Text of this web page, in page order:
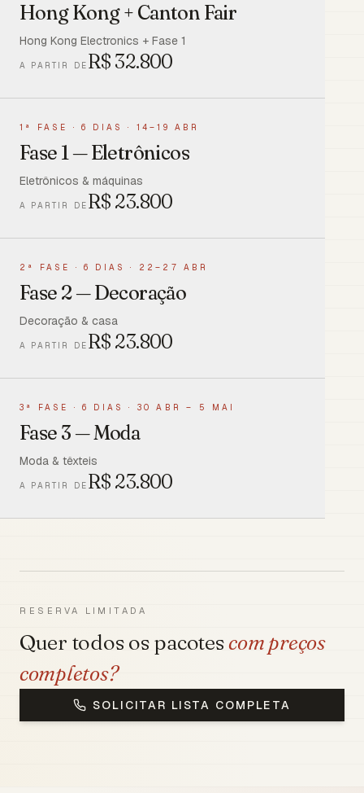
Hong Kong + Canton Fair
Hong Kong Electronics + Fase 1
A PARTIR DE R$ 32.800
1ª FASE · 6 DIAS · 14–19 ABR
Fase 1 — Eletrônicos
Eletrônicos & máquinas
A PARTIR DE R$ 23.800
2ª FASE · 6 DIAS · 22–27 ABR
Fase 2 — Decoração
Decoração & casa
A PARTIR DE R$ 23.800
3ª FASE · 6 DIAS · 30 ABR – 5 MAI
Fase 3 — Moda
Moda & têxteis
A PARTIR DE R$ 23.800
RESERVA LIMITADA
Quer todos os pacotescom preços
completos?
SOLICITAR LISTA COMPLETA